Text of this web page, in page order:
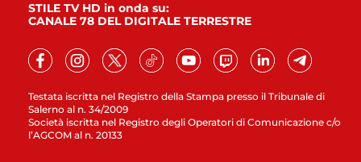
Testata iscritta nel Registro della Stampa presso il Tribunale di
Salerno al n. 34/2009
Società iscritta nel Registro degli Operatori di Comunicazione c/o
l’AGCOM al n. 20133
STILE TV HD in onda su:
CANALE 78 DEL DIGITALE TERRESTRE